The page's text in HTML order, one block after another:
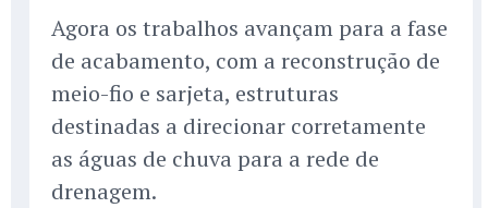
Agora os trabalhos avançam para a fase
de acabamento, com a reconstrução de
meio-fio e sarjeta, estruturas
destinadas a direcionar corretamente
as águas de chuva para a rede de
drenagem.